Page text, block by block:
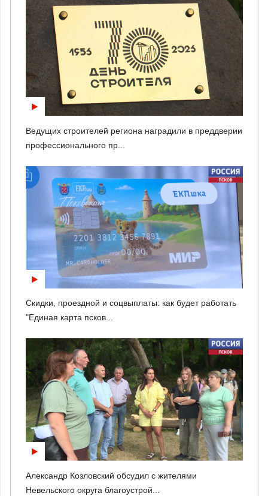
Ведущих строителей региона наградили в преддверии
профессионального пр...
Скидки, проездной и соцвыплаты: как будет работать
"Единая карта псков...
Александр Козловский обсудил с жителями
Невельского округа благоустрой...